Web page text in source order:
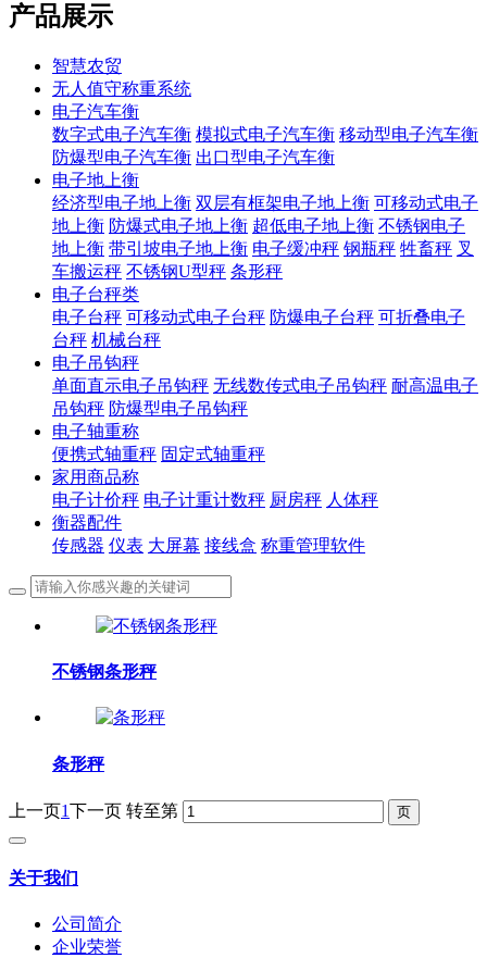
产品展示
智慧农贸
无人值守称重系统
电子汽车衡
数字式电子汽车衡 模拟式电子汽车衡 移动型电子汽车衡
防爆型电子汽车衡 出口型电子汽车衡
电子地上衡
经济型电子地上衡 双层有框架电子地上衡 可移动式电子
地上衡 防爆式电子地上衡 超低电子地上衡 不锈钢电子
地上衡 带引坡电子地上衡 电子缓冲秤 钢瓶秤 牲畜秤 叉
车搬运秤 不锈钢U型秤 条形秤
电子台秤类
电子台秤 可移动式电子台秤 防爆电子台秤 可折叠电子
台秤 机械台秤
电子吊钩秤
单面直示电子吊钩秤 无线数传式电子吊钩秤 耐高温电子
吊钩秤 防爆型电子吊钩秤
电子轴重称
便携式轴重秤 固定式轴重秤
家用商品称
电子计价秤 电子计重计数秤 厨房秤 人体秤
衡器配件
传感器 仪表 大屏幕 接线盒 称重管理软件
不锈钢条形秤
条形秤
上一页1下一页 转至第
关于我们
公司简介
企业荣誉